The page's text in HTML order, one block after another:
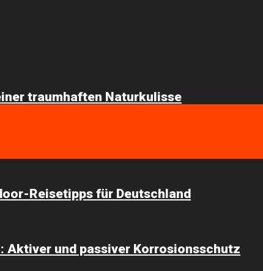
traumhaften Naturkulisse
Reisetipps für Deutschland
und passiver Korrosionsschutz